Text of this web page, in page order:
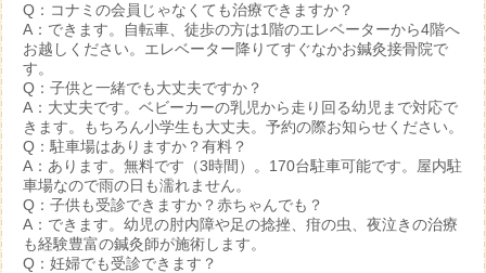
Q：コナミの会員じゃなくても治療できますか？
A：できます。自転車、徒歩の方は1階のエレベーターから4階へ
お越しください。エレベーター降りてすぐなかお鍼灸接骨院で
す。
Q：子供と一緒でも大丈夫ですか？
A：大丈夫です。ベビーカーの乳児から走り回る幼児まで対応で
きます。もちろん小学生も大丈夫。予約の際お知らせください。
Q：駐車場はありますか？有料？
A：あります。無料です（3時間）。170台駐車可能です。屋内駐
車場なので雨の日も濡れません。
Q：子供も受診できますか？赤ちゃんでも？
A：できます。幼児の肘内障や足の捻挫、疳の虫、夜泣きの治療
も経験豊富の鍼灸師が施術します。
Q：妊婦でも受診できます？